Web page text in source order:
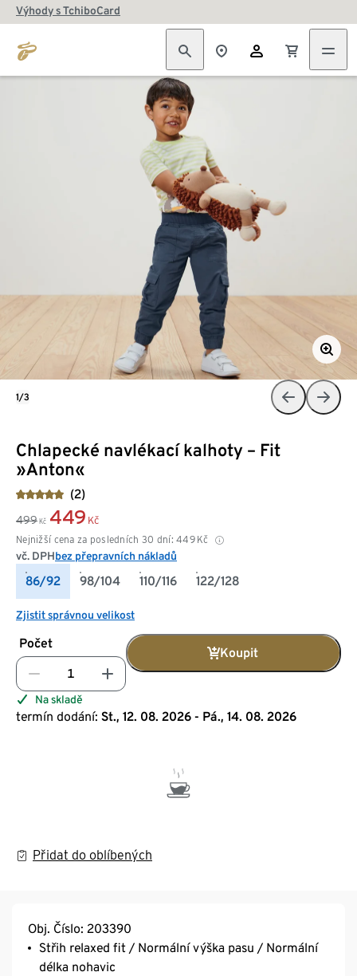
Výhody s TchiboCard
Chlapecké navlékací kalhoty – Fit
»Anton«
(2)
499 Kč 449 Kč
Nejnižší cena za posledních 30 dní: 449 Kč
vč. DPHbez přepravních nákladů
86/92 98/104 110/116 122/128
Zjistit správnou velikost
Počet
Koupit
Na skladě
termín dodání: St., 12. 08. 2026 - Pá., 14. 08. 2026
Přidat do oblíbených
1/3
Obj. Číslo: 203390
Střih relaxed fit / Normální výška pasu / Normální
délka nohavic